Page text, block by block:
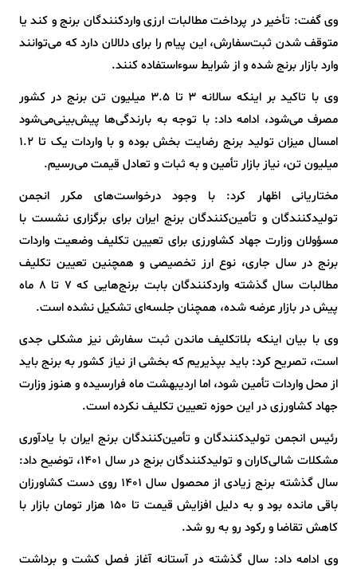
وی گفت: تأخیر در پرداخت مطالبات ارزی واردکنندگان برنج و کند یا
متوقف شدن ثبت‌سفارش، این پیام را برای دلالان دارد که می‌توانند
وارد بازار برنج شده و از شرایط سوءاستفاده کنند.
وی با تاکید بر اینکه سالانه ۳ تا ۳.۵ میلیون تن برنج در کشور
مصرف می‌شود، ادامه داد: با توجه به بارندگی‌ها پیش‌بینی‌می‌شود
امسال میزان تولید برنج رضایت بخش بوده و با واردات یک تا ۱.۲
میلیون تن، نیاز بازار تأمین و به ثبات و تعادل قیمت می‌رسیم.
مختاریانی اظهار کرد: با وجود درخواست‌های مکرر انجمن
تولیدکنندگان و تأمین‌کنندگان برنج ایران برای برگزاری نشست با
مسؤولان وزارت جهاد کشاورزی برای تعیین تکلیف وضعیت واردات
برنج در سال جاری، نوع ارز تخصیصی و همچنین تعیین تکلیف
مطالبات سال گذشته واردکنندگان بابت برنج‌هایی که ۷ تا ۸ ماه
پیش در بازار عرضه شده، همچنان جلسه‌ای تشکیل نشده است.
وی با بیان اینکه بلاتکلیف ماندن ثبت سفارش نیز مشکلی جدی
است، تصریح کرد: باید بپذیریم که بخشی از نیاز کشور به برنج باید
از محل واردات تأمین شود، اما اردیبهشت ماه فرارسیده و هنوز وزارت
جهاد کشاورزی در این حوزه تعیین تکلیف نکرده است.
رئیس انجمن تولیدکنندگان و تأمین‌کنندگان برنج ایران با یادآوری
مشکلات شالی‌کاران و تولیدکنندگان برنج در سال ۱۴۰۱، توضیح داد:
سال گذشته برنج زیادی از محصول سال ۱۴۰۱ روی دست کشاورزان
باقی مانده بود و به دلیل افزایش قیمت تا ۱۵۰ هزار تومان بازار با
کاهش تقاضا و رکود رو به رو شد.
وی ادامه داد: سال گذشته در آستانه آغاز فصل کشت و برداشت